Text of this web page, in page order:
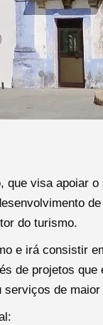
que visa apoiar
do turismo.
e irá consistir
de projetos que
de